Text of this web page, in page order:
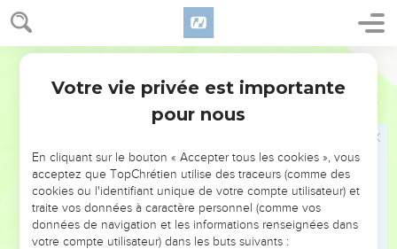
1 Jean 3
beaux discours, mais avec des actes. Ces actes montrent
L'assurance devant Dieu
Par là, nous saurons que nous appartenons à la vérité, et
En effet, si notre cœur nous accuse, nous le savons, Dieu
est plus grand que notre cœur et il connaît tout.
Amis très chers, si notre cœur ne nous accuse pas, nous
sommes pleins de confiance devant Dieu
Votre vie privée est importante
pour nous
En cliquant sur le bouton « Accepter tous les cookies », vous
acceptez que TopChrétien utilise des traceurs (comme des
cookies ou l'identifiant unique de votre compte utilisateur) et
traite vos données à caractère personnel (comme vos
données de navigation et les informations renseignées dans
votre compte utilisateur) dans les buts suivants :